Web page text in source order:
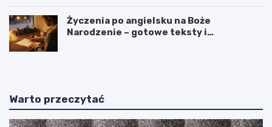
Życzenia po angielsku na Boże
Narodzenie – gotowe teksty i
Warto przeczytać